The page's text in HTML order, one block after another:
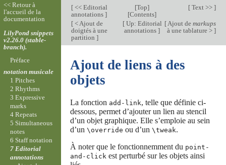
[<< Editorial
annotations ]
[Top]
[Contents]
[Text >> ]
[< Ajout de
doigtés à une
partition ]
[Up: Editorial
annotations]
[Ajout de markups
à une tablature > ]
Ajout de liens à des
objets
La fonction add-link, telle que définie ci-
dessous, permet d’ajouter un lien au stencil
d’un objet graphique. Elle s’emploie au sein
d’un \override ou d’un \tweak.
À noter que le fonctionnemment du point-
and-click est perturbé sur les objets ainsi
<< Retour à
l'accueil de la
documentation
LilyPond snippets
v2.26.0 (stable-
branch).
Préface
notation musicale
1 Pitches
2 Rhythms
3 Expressive
marks
4 Repeats
5 Simultaneous
notes
6 Staff notation
7 Editorial
annotations